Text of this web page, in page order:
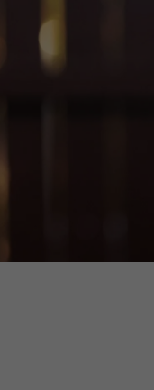
we zowel
met partners
duidelijk:
reflectie.